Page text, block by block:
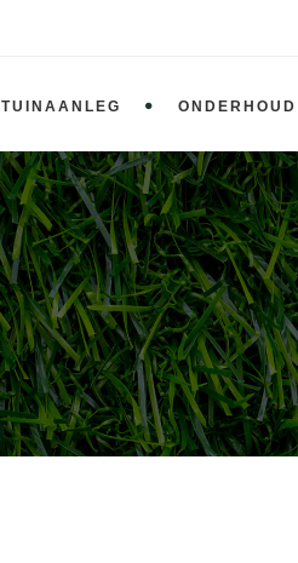
TUINAANLEG ONDERHOUD